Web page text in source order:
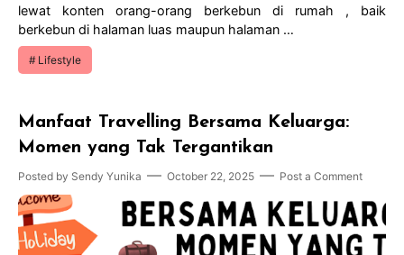
lewat konten orang-orang berkebun di rumah , baik
berkebun di halaman luas maupun halaman …
Lifestyle
Manfaat Travelling Bersama Keluarga:
Momen yang Tak Tergantikan
Posted by Sendy Yunika October 22, 2025 Post a Comment